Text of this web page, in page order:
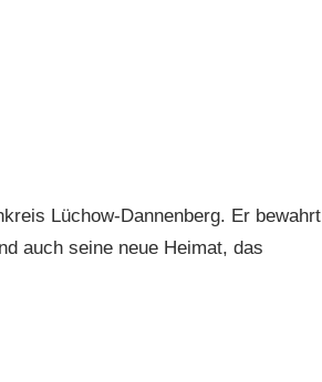
Lüchow-Dannenberg. Er bewahrt
auch seine neue Heimat, das